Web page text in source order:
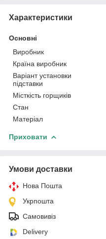
Характеристики
Основні
Виробник
Країна виробник
Варіант установки
підставки
Місткість горщиків
Стан
Матеріал
Приховати
Умови доставки
Нова Пошта
Укрпошта
Самовивіз
Delivery